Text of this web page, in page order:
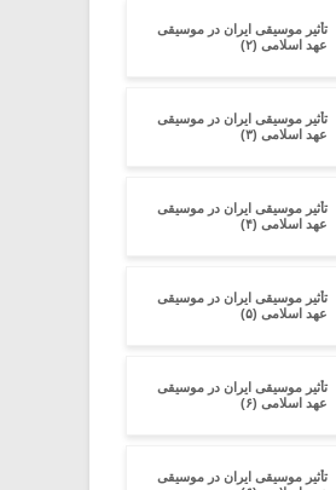
تأثیر موسیقی ایران در موسیقی
عهد اسلامی (۲)
تأثیر موسیقی ایران در موسیقی
عهد اسلامی (۳)
تأثیر موسیقی ایران در موسیقی
عهد اسلامی (۴)
تأثیر موسیقی ایران در موسیقی
عهد اسلامی (۵)
تأثیر موسیقی ایران در موسیقی
عهد اسلامی (۶)
تأثیر موسیقی ایران در موسیقی